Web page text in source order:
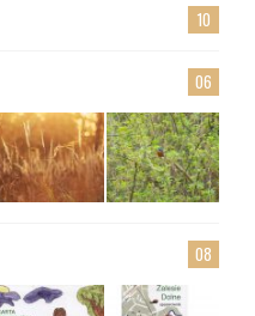
10
06
08